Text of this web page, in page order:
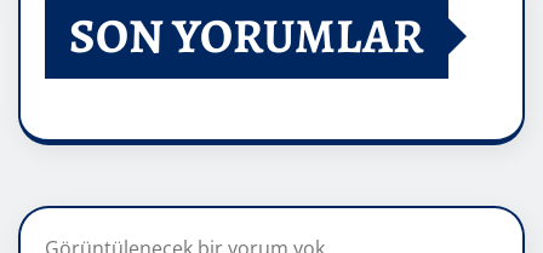
SON YORUMLAR